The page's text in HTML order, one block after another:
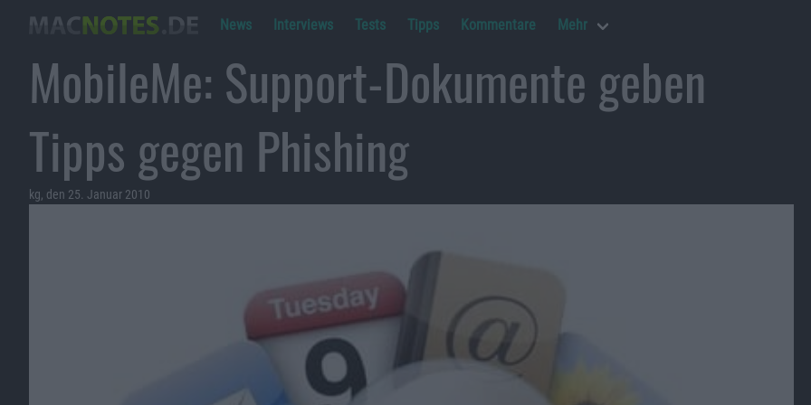
News Interviews Tests Tipps Kommentare Mehr
MobileMe: Support-Dokumente geben
Tipps gegen Phishing
kg, den 25. Januar 2010